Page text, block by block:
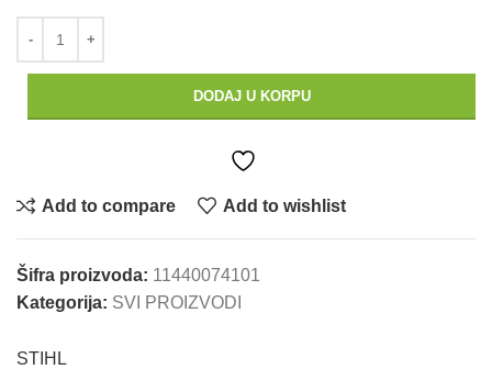
DODAJ U KORPU
Add to compare Add to wishlist
Šifra proizvoda: 11440074101
Kategorija: SVI PROIZVODI
STIHL